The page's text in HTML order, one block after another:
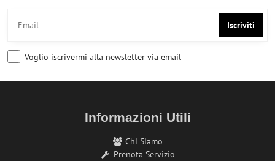
Iscriviti
Voglio iscrivermi alla newsletter via email
Informazioni Utili
Chi Siamo
Prenota Servizio